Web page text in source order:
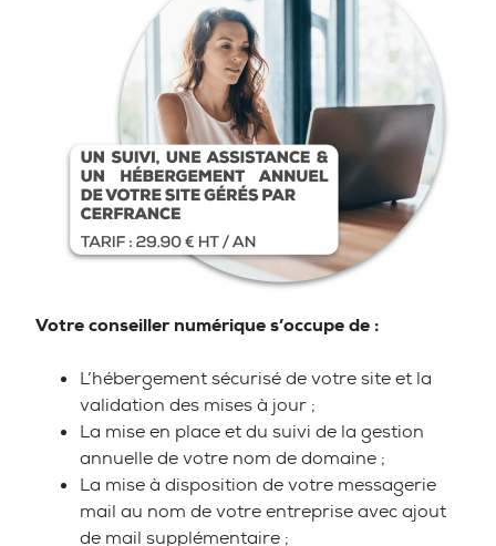
Votre conseiller numérique s’occupe de :
L’hébergement sécurisé de votre site et la
validation des mises à jour ;
La mise en place et du suivi de la gestion
annuelle de votre nom de domaine ;
La mise à disposition de votre messagerie
mail au nom de votre entreprise avec ajout
de mail supplémentaire ;